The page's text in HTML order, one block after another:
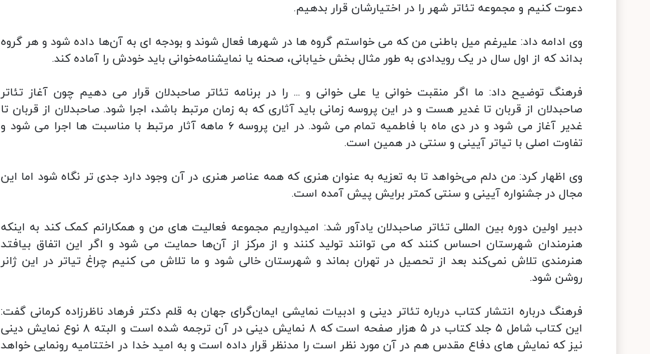
دعوت کنیم و مجموعه تئاتر شهر را در اختیارشان قرار بدهیم.
وی ادامه داد: علیرغم میل باطنی من که می خواستم گروه ها در شهرها فعال شوند و بودجه ای به آن‌ها داده شود و هر گروه
بداند که از اول سال در یک رویدادی به طور مثال بخش خیابانی، صحنه یا نمایشنامه‌خوانی باید خودش را آماده کند.
فرهنگ توضیح داد: ما اگر منقبت خوانی یا علی خوانی و ... را در برنامه تئاتر صاحبدلان قرار می دهیم چون آغاز تئاتر
صاحبدلان از قربان تا غدیر هست و در این پروسه زمانی باید آثاری که به زمان مرتبط باشد، اجرا شود. صاحبدلان از قربان تا
غدیر آغاز می شود و در دی ماه با فاطمیه تمام می شود. در این پروسه ۶ ماهه آثار مرتبط با مناسبت ها اجرا می شود و
تفاوت اصلی با تیاتر آیینی و سنتی در همین است.
وی اظهار کرد: من دلم می‌خواهد تا به تعزیه به عنوان هنری که همه عناصر هنری در آن وجود دارد جدی تر نگاه شود اما این
مجال در جشنواره آیینی و سنتی کمتر برایش پیش آمده است.
دبیر اولین دوره بین المللی تئاتر صاحبدلان یادآور شد: امیدواریم مجموعه فعالیت های من و همکارانم کمک کند به اینکه
هنرمندان شهرستان احساس کنند که می توانند تولید کنند و از مرکز از آن‌ها حمایت می شود و اگر این اتفاق بیافتد
هنرمندی تلاش نمی‌کند بعد از تحصیل در تهران بماند و شهرستان خالی شود و ما تلاش می کنیم چراغ تیاتر در این ژانر
روشن شود.
فرهنگ درباره انتشار کتاب درباره تئاتر دینی و ادبیات نمایشی ایمان‌گرای جهان به قلم دکتر فرهاد ناظرزاده کرمانی گفت:
این کتاب شامل ۵ جلد کتاب در ۵ هزار صفحه است که ۸ نمایش دینی در آن ترجمه شده است و البته ۸ نوع نمایش دینی
نیز که نمایش های دفاع مقدس هم در آن مورد نظر است را مدنظر قرار داده است و به امید خدا در اختتامیه رونمایی خواهد